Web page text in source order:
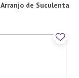
Arranjo de Suculenta